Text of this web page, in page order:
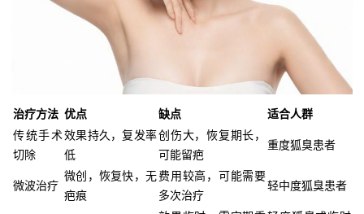
治疗方法 优点 缺点
适合人群
传统手术
切除
效果持久，复发率
低
创伤大，恢复期长，
可能留疤
重度狐臭患者
微波治疗
微创，恢复快，无
疤痕
费用较高，可能需要
多次治疗
轻中度狐臭患者